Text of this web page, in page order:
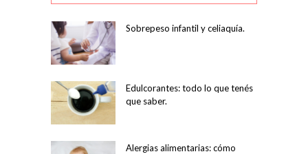
Sobrepeso infantil y celiaquía.
Edulcorantes: todo lo que tenés
que saber.
Alergias alimentarias: cómo